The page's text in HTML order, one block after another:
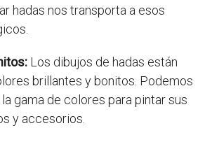
hadas nos transporta a esos
Los dibujos de hadas están
brillantes y bonitos. Podemos
gama de colores para pintar sus
y accesorios.